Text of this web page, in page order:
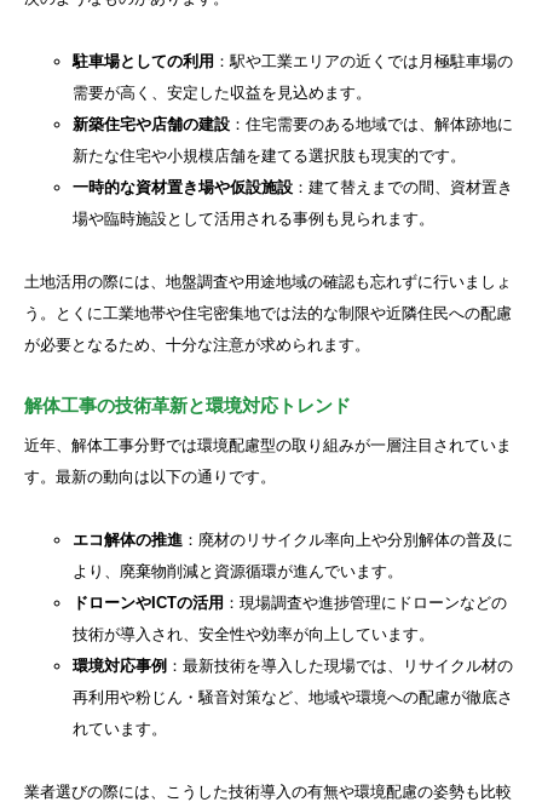
駐車場としての利用 ：駅や工業エリアの近くでは月極駐車場の
需要が高く、安定した収益を見込めます。
新築住宅や店舗の建設 ：住宅需要のある地域では、解体跡地に
新たな住宅や小規模店舗を建てる選択肢も現実的です。
一時的な資材置き場や仮設施設 ：建て替えまでの間、資材置き
場や臨時施設として活用される事例も見られます。
土地活用の際には、地盤調査や用途地域の確認も忘れずに行いましょ
う。とくに工業地帯や住宅密集地では法的な制限や近隣住民への配慮
が必要となるため、十分な注意が求められます。
解体工事の技術革新と環境対応トレンド
近年、解体工事分野では環境配慮型の取り組みが一層注目されていま
す。最新の動向は以下の通りです。
エコ解体の推進 ：廃材のリサイクル率向上や分別解体の普及に
より、廃棄物削減と資源循環が進んでいます。
ドローンやICTの活用 ：現場調査や進捗管理にドローンなどの
技術が導入され、安全性や効率が向上しています。
環境対応事例 ：最新技術を導入した現場では、リサイクル材の
再利用や粉じん・騒音対策など、地域や環境への配慮が徹底さ
れています。
業者選びの際には、こうした技術導入の有無や環境配慮の姿勢も比較